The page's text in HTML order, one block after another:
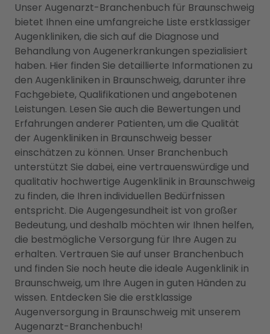
Unser Augenarzt-Branchenbuch für Braunschweig
bietet Ihnen eine umfangreiche Liste erstklassiger
Augenkliniken, die sich auf die Diagnose und
Behandlung von Augenerkrankungen spezialisiert
haben. Hier finden Sie detaillierte Informationen zu
den Augenkliniken in Braunschweig, darunter ihre
Fachgebiete, Qualifikationen und angebotenen
Leistungen. Lesen Sie auch die Bewertungen und
Erfahrungen anderer Patienten, um die Qualität
der Augenkliniken in Braunschweig besser
einschätzen zu können. Unser Branchenbuch
unterstützt Sie dabei, eine vertrauenswürdige und
qualitativ hochwertige Augenklinik in Braunschweig
zu finden, die Ihren individuellen Bedürfnissen
entspricht. Die Augengesundheit ist von großer
Bedeutung, und deshalb möchten wir Ihnen helfen,
die bestmögliche Versorgung für Ihre Augen zu
erhalten. Vertrauen Sie auf unser Branchenbuch
und finden Sie noch heute die ideale Augenklinik in
Braunschweig, um Ihre Augen in guten Händen zu
wissen. Entdecken Sie die erstklassige
Augenversorgung in Braunschweig mit unserem
Augenarzt-Branchenbuch!